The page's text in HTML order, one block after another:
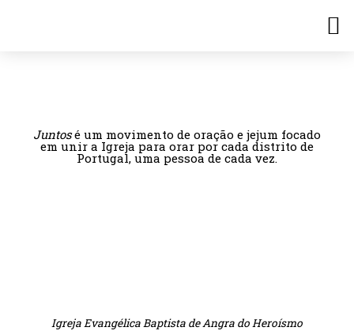
Juntosé um movimento de oração e jejum focado
em unir a Igreja para orar por cada distrito de
Portugal, uma pessoa de cada vez.
Igreja Evangélica Baptista de Angra do Heroísmo